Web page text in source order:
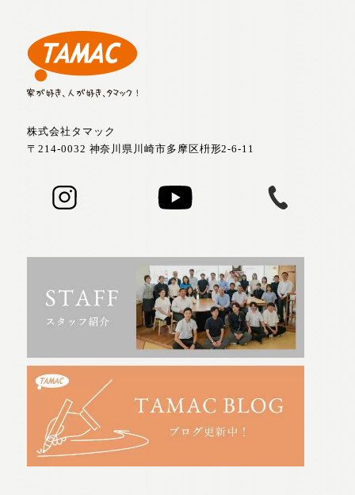
株式会社タマック
〒214-0032 神奈川県川崎市多摩区枡形2-6-11